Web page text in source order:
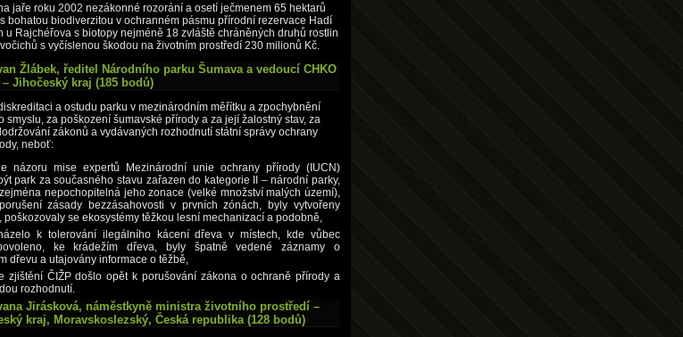
jaře roku 2002 nezákonné rozorání a osetí ječmenem 65 hektarů
s bohatou biodiverzitou v ochranném pásmu přírodní rezervace Hadí
u Rajchéřova s biotopy nejméně 18 zvláště chráněných druhů rostlin
s vyčíslenou škodou na životním prostředí 230 milionů Kč.
Žlábek, ředitel Národního parku Šumava a vedoucí CHKO
– Jihočeský kraj (185 bodů)
a ostudu parku v mezinárodním měřítku a zpochybnění
smyslu, za poškození šumavské přírody a za její žalostný stav, za
zákonů a vydávaných rozhodnutí státní správy ochrany
neboť:
názoru mise expertů Mezinárodní unie ochrany přírody (IUCN)
park za současného stavu zařazen do kategorie II – národní parky,
nepochopitelná jeho zonace (velké množství malých území),
zásady bezzásahovosti v prvních zónách, byly vytvořeny
poškozovaly se ekosystémy těžkou lesní mechanizací a podobně,
k tolerování ilegálního kácení dřeva v místech, kde vůbec
ke krádežím dřeva, byly špatně vedené záznamy o
dřevu a utajovány informace o těžbě,
zjištění ČIŽP došlo opět k porušování zákona o ochraně přírody a
rozhodnutí.
Jirásková, náměstkyně ministra životního prostředí –
kraj, Moravskoslezský, Česká republika (128 bodů)